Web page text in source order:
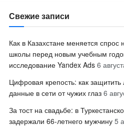
Свежие записи
Как в Казахстане меняется спрос
школы перед новым учебным
исследование Yandex Ads 6
Цифровая крепость: как
данные в сети от чужих глаз 6
За тост на свадьбе: в
задержали 66-летнего мужчину 5